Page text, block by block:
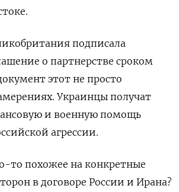
подписала
о партнерстве сроком
этот не просто
Украинцы получат
и военную помощь
агрессии.
то похожее на конкретные
в договоре России и Ирана?